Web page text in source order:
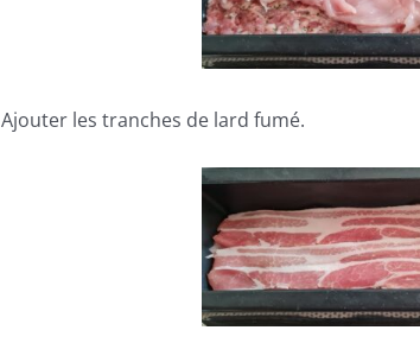
Ajouter les tranches de lard fumé.